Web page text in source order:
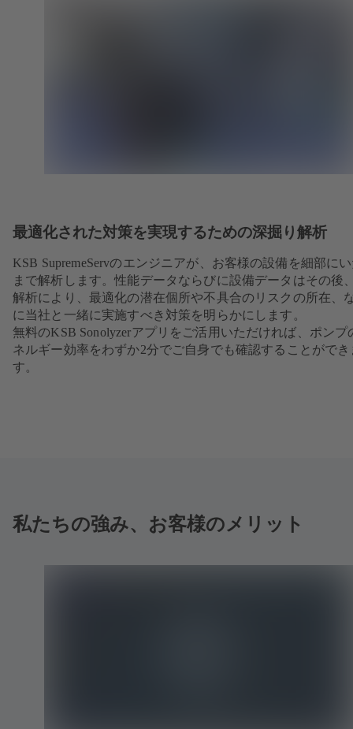
最適化された対策を実現するための深掘り解析
KSB SupremeServのエンジニアが、お客様の設備を細部に
まで解析します。性能データならびに設備データはその後
解析により、最適化の潜在個所や不具合のリスクの所在、
に当社と一緒に実施すべき対策を明らかにします。
無料のKSB Sonolyzerアプリをご活用いただければ、ポンプ
ネルギー効率をわずか2分でご自身でも確認することができ
す。
私たちの強み、お客様のメリット